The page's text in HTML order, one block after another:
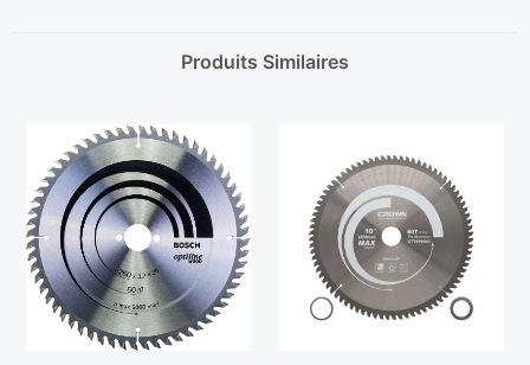
Produits Similaires